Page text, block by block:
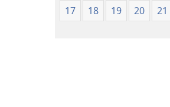
17
18 19 20 21